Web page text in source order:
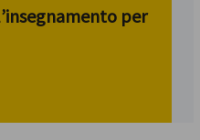
per